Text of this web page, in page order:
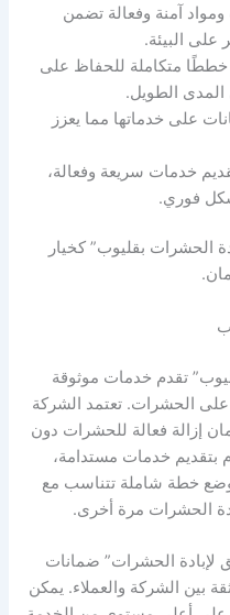
آمنة وفعالة تضمن
على البيئة.
خططًا متكاملة للحفاظ على
الطويل.
على خدماتها مما يعزز
خدمات سريعة وفعالة،
فوري.
الحشرات بقليوب” كخيار
تقدم خدمات موثوقة
الحشرات. تعتمد الشركة
إزالة فعالة للحشرات دون
بتقديم خدمات مستدامة،
خطة شاملة تتناسب مع
الحشرات مرة أخرى.
لإبادة الحشرات” ضمانات
بين الشركة والعملاء. يمكن